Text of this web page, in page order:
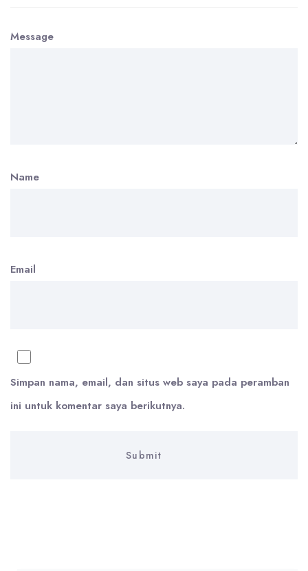
Message
Name
Email
Simpan nama, email, dan situs web saya pada peramban
ini untuk komentar saya berikutnya.